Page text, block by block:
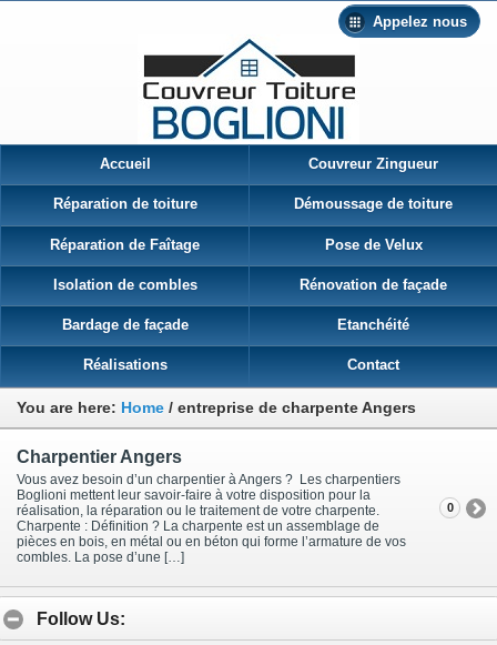
Appelez nous
Accueil Couvreur Zingueur
Réparation de toiture Démoussage de toiture
Réparation de Faîtage Pose de Velux
Isolation de combles Rénovation de façade
Bardage de façade Etanchéité
Réalisations Contact
You are here: Home / entreprise de charpente Angers
Charpentier Angers
Vous avez besoin d’un charpentier à Angers ? Les charpentiers
Boglioni mettent leur savoir-faire à votre disposition pour la
réalisation, la réparation ou le traitement de votre charpente.
Charpente : Définition ? La charpente est un assemblage de
pièces en bois, en métal ou en béton qui forme l’armature de vos
combles. La pose d’une […]
0
Follow Us: